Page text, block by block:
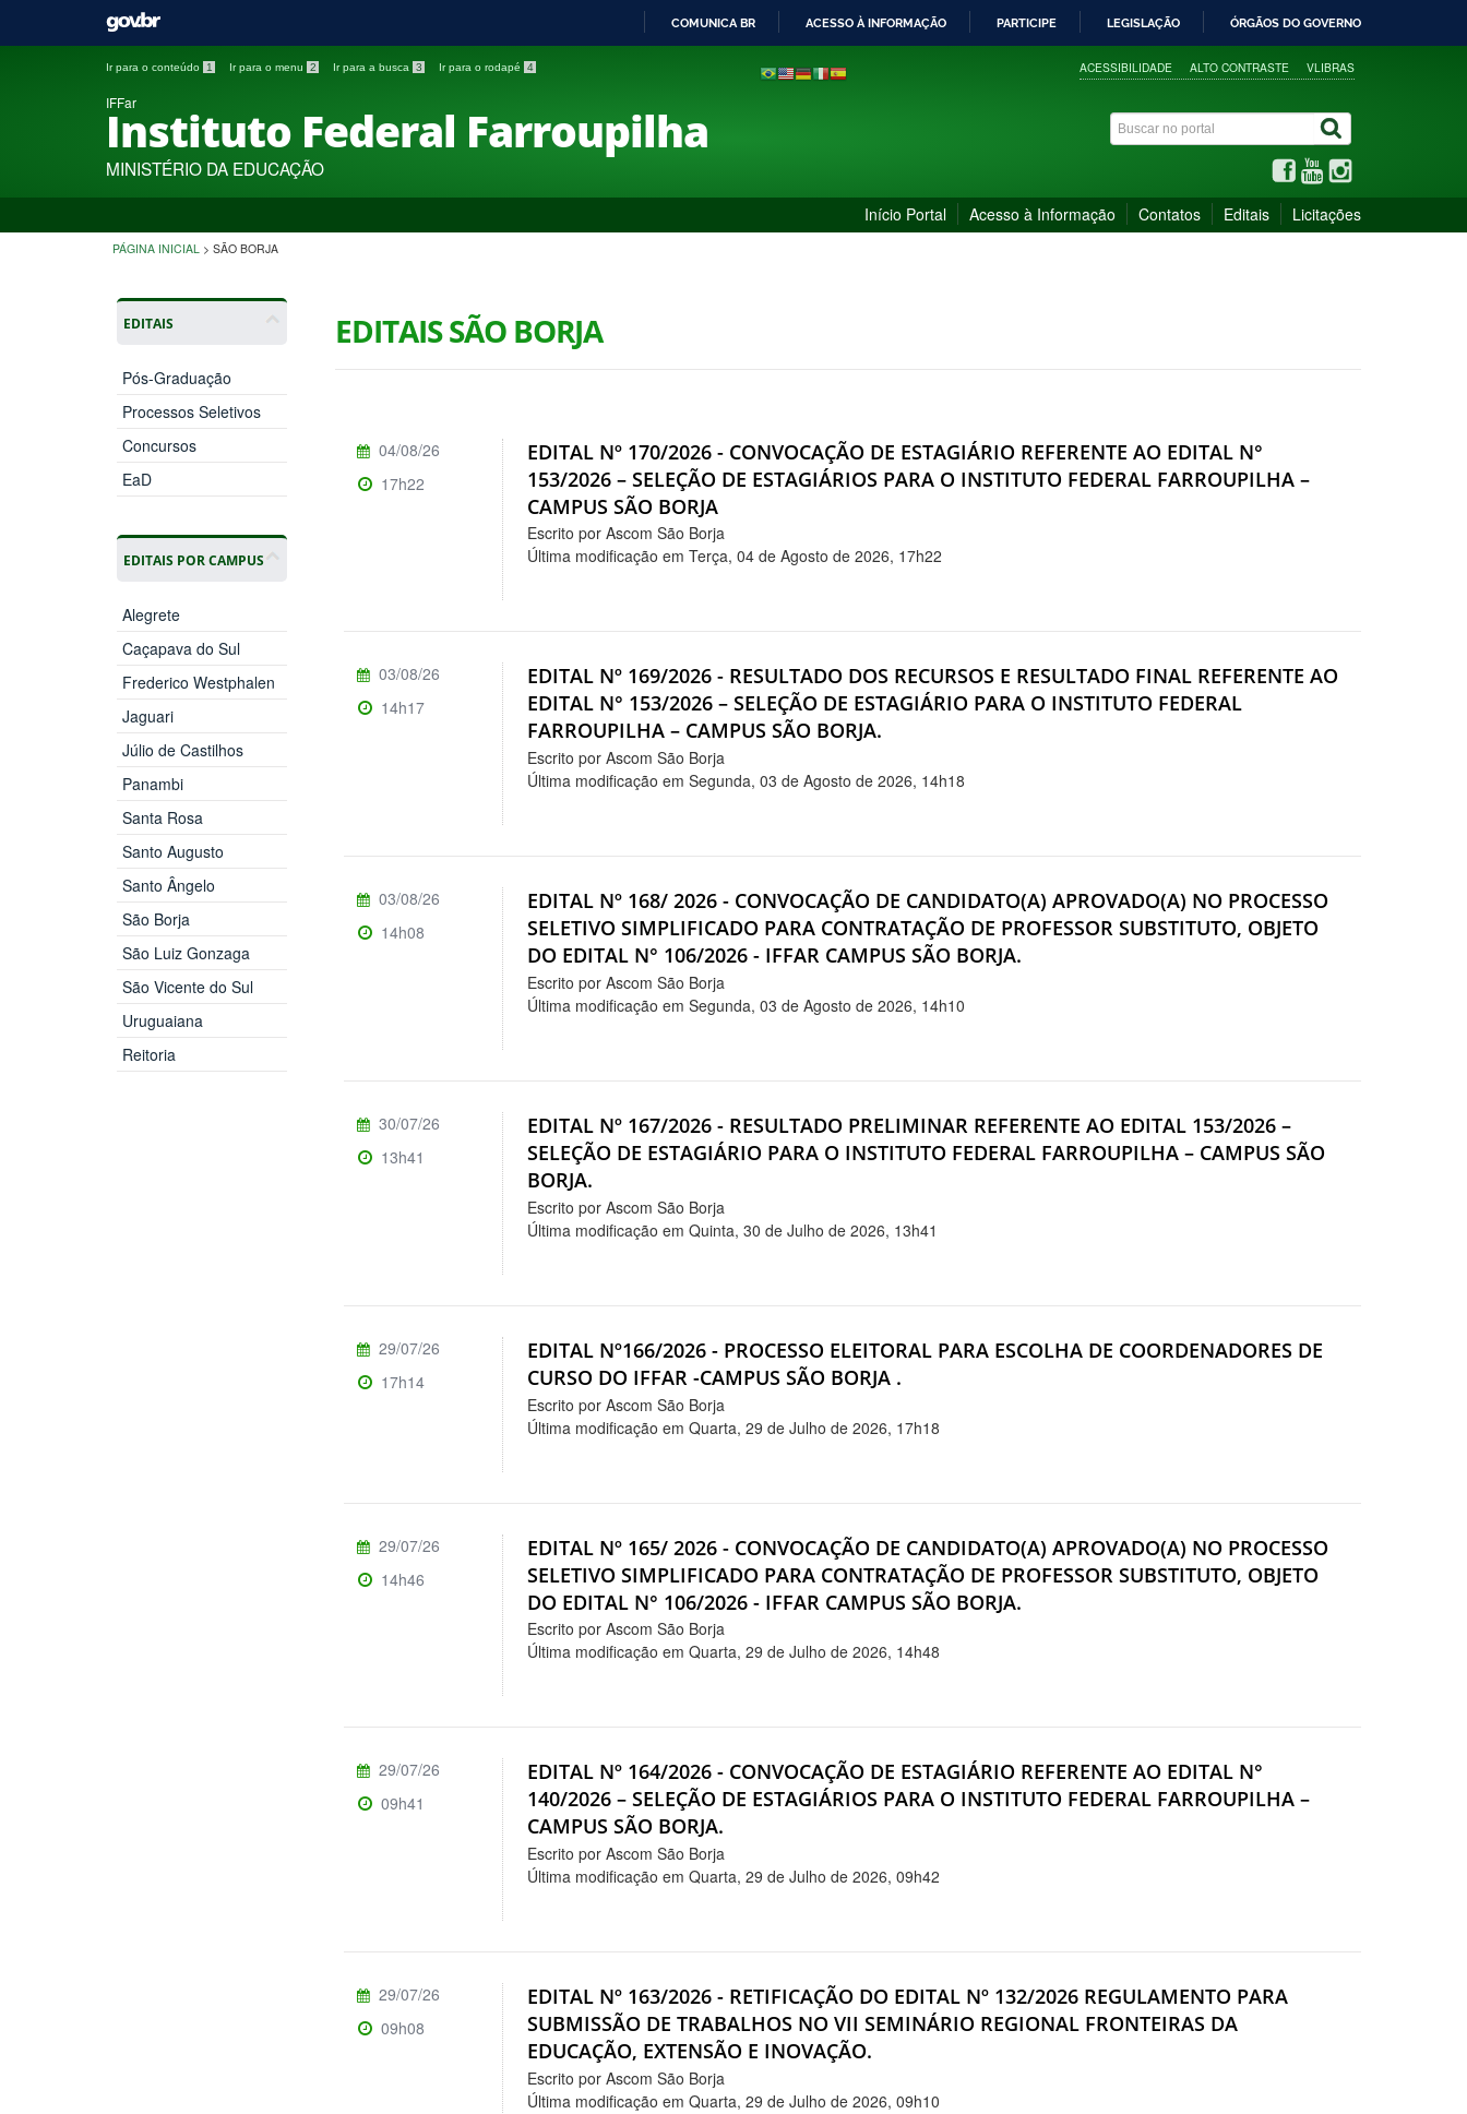
PARA
COMUNICA BR ACESSO À INFORMAÇÃO PARTICIPE LEGISLAÇÃO ÓRGÃOS DO GOVERNO
Ir para o conteúdo 1 Ir para o menu 2 Ir para a busca 3 Ir para o rodapé 4 ACESSIBILIDADE ALTO CONTRASTE VLIBRAS
IFFar
Instituto Federal Farroupilha
MINISTÉRIO DA EDUCAÇÃO
Início Portal Acesso à Informação Contatos Editais Licitações
PÁGINA INICIAL > SÃO BORJA
EDITAIS
Pós-Graduação
Processos Seletivos
Concursos
EaD
EDITAIS POR CAMPUS
Alegrete
Caçapava do Sul
Frederico Westphalen
Jaguari
Júlio de Castilhos
Panambi
Santa Rosa
Santo Augusto
Santo Ângelo
São Borja
São Luiz Gonzaga
São Vicente do Sul
Uruguaiana
Reitoria
EDITAIS SÃO BORJA
EDITAL Nº 170/2026 - CONVOCAÇÃO DE ESTAGIÁRIO REFERENTE AO EDITAL N°
153/2026 – SELEÇÃO DE ESTAGIÁRIOS PARA O INSTITUTO FEDERAL FARROUPILHA –
CAMPUS SÃO BORJA
Escrito por Ascom São Borja
Última modificação em Terça, 04 de Agosto de 2026, 17h22
04/08/26
17h22
EDITAL Nº 169/2026 - RESULTADO DOS RECURSOS E RESULTADO FINAL REFERENTE AO
EDITAL N° 153/2026 – SELEÇÃO DE ESTAGIÁRIO PARA O INSTITUTO FEDERAL
FARROUPILHA – CAMPUS SÃO BORJA.
Escrito por Ascom São Borja
Última modificação em Segunda, 03 de Agosto de 2026, 14h18
03/08/26
14h17
EDITAL Nº 168/ 2026 - CONVOCAÇÃO DE CANDIDATO(A) APROVADO(A) NO PROCESSO
SELETIVO SIMPLIFICADO PARA CONTRATAÇÃO DE PROFESSOR SUBSTITUTO, OBJETO
DO EDITAL N° 106/2026 - IFFAR CAMPUS SÃO BORJA.
Escrito por Ascom São Borja
Última modificação em Segunda, 03 de Agosto de 2026, 14h10
03/08/26
14h08
EDITAL Nº 167/2026 - RESULTADO PRELIMINAR REFERENTE AO EDITAL 153/2026 –
SELEÇÃO DE ESTAGIÁRIO PARA O INSTITUTO FEDERAL FARROUPILHA – CAMPUS SÃO
BORJA.
Escrito por Ascom São Borja
Última modificação em Quinta, 30 de Julho de 2026, 13h41
30/07/26
13h41
EDITAL Nº166/2026 - PROCESSO ELEITORAL PARA ESCOLHA DE COORDENADORES DE
CURSO DO IFFAR -CAMPUS SÃO BORJA .
Escrito por Ascom São Borja
Última modificação em Quarta, 29 de Julho de 2026, 17h18
29/07/26
17h14
EDITAL Nº 165/ 2026 - CONVOCAÇÃO DE CANDIDATO(A) APROVADO(A) NO PROCESSO
SELETIVO SIMPLIFICADO PARA CONTRATAÇÃO DE PROFESSOR SUBSTITUTO, OBJETO
DO EDITAL N° 106/2026 - IFFAR CAMPUS SÃO BORJA.
Escrito por Ascom São Borja
Última modificação em Quarta, 29 de Julho de 2026, 14h48
29/07/26
14h46
EDITAL Nº 164/2026 - CONVOCAÇÃO DE ESTAGIÁRIO REFERENTE AO EDITAL N°
140/2026 – SELEÇÃO DE ESTAGIÁRIOS PARA O INSTITUTO FEDERAL FARROUPILHA –
CAMPUS SÃO BORJA.
Escrito por Ascom São Borja
Última modificação em Quarta, 29 de Julho de 2026, 09h42
29/07/26
09h41
EDITAL Nº 163/2026 - RETIFICAÇÃO DO EDITAL Nº 132/2026 REGULAMENTO PARA
SUBMISSÃO DE TRABALHOS NO VII SEMINÁRIO REGIONAL FRONTEIRAS DA
EDUCAÇÃO, EXTENSÃO E INOVAÇÃO.
Escrito por Ascom São Borja
Última modificação em Quarta, 29 de Julho de 2026, 09h10
29/07/26
09h08